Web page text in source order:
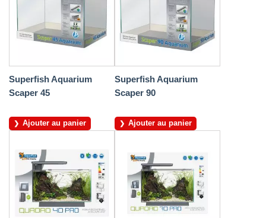
Superfish Aquarium
Scaper 45
Ajouter au panier
Superfish Aquarium
Scaper 90
Ajouter au panier